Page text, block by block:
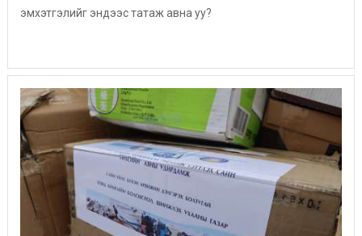
эмхэтгэлийг эндээс татаж авна уу?